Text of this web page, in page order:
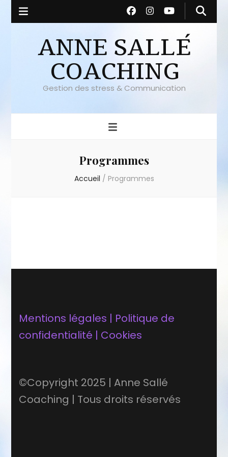
ANNE SALLÉ
COACHING
Gestion des stress & Communication
Programmes
Accueil / Programmes
Mentions légales | Politique de
confidentialité | Cookies
©Copyright 2025 | Anne Sallé
Coaching | Tous droits réservés